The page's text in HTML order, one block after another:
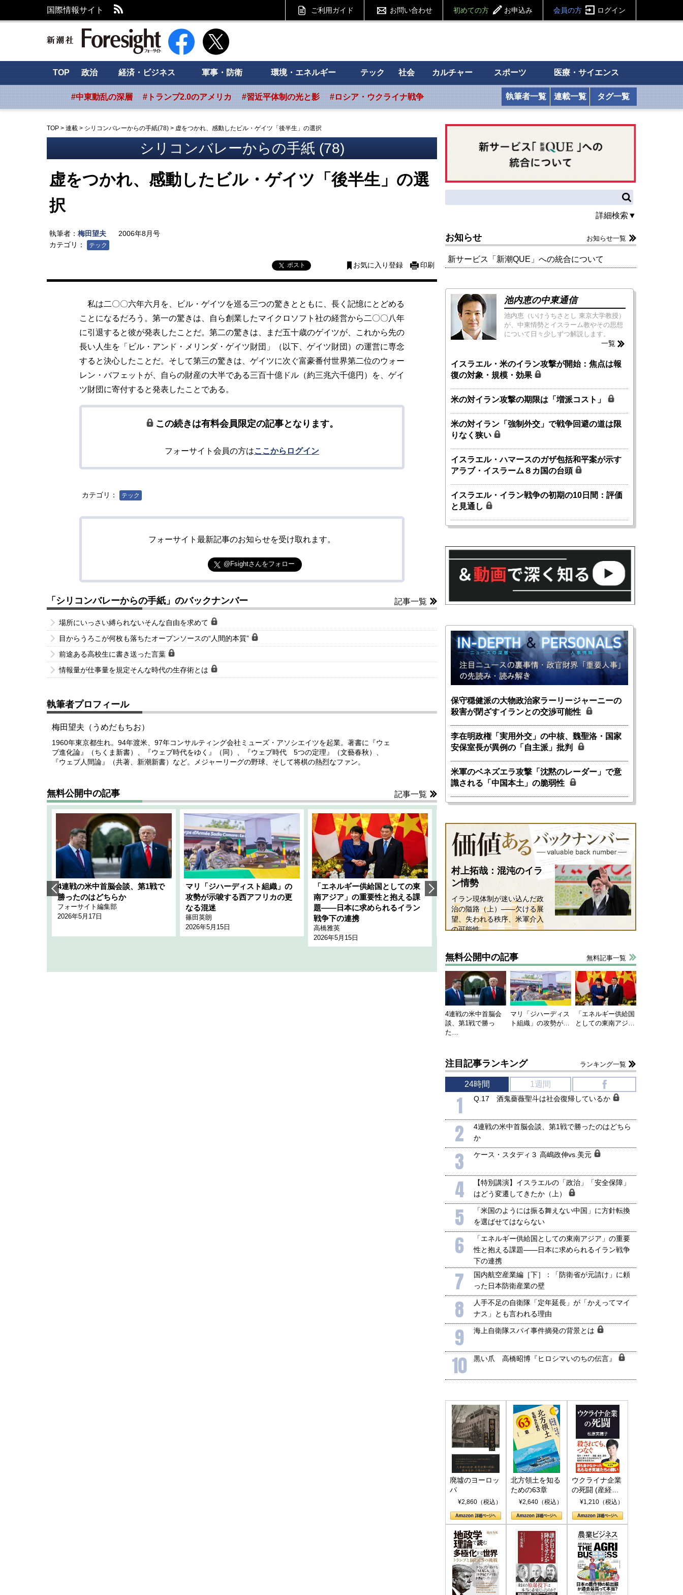
国際情報サイト ご利用ガイド お問い合わせ 初めての方 お申込み 会員の方 ログイン
新潮社 Foresight フォーサイト
TOP 政治 経済・ビジネス 軍事・防衛 環境・エネルギー テック 社会 カルチャー スポーツ 医療・サイエンス
#中東動乱の深層 #トランプ2.0のアメリカ #習近平体制の光と影 #ロシア・ウクライナ戦争 執筆者一覧 連載一覧 タグ一覧
TOP > 連載 > シリコンバレーからの手紙(78) > 虚をつかれ、感動したビル・ゲイツ「後半生」の選択
シリコンバレーからの手紙 (78)
虚をつかれ、感動したビル・ゲイツ「後半生」の選
択
執筆者： 梅田望夫
2006年8月号
カテゴリ：
テック
ポスト お気に入り登録 印刷
私は二〇〇六年六月を、ビル・ゲイツを巡る三つの驚きとともに、長く記憶にとどめる
ことになるだろう。第一の驚きは、自ら創業したマイクロソフト社の経営から二〇〇八年
に引退すると彼が発表したことだ。第二の驚きは、まだ五十歳のゲイツが、これから先の
長い人生を「ビル・アンド・メリンダ・ゲイツ財団」（以下、ゲイツ財団）の運営に専念
すると決心したことだ。そして第三の驚きは、ゲイツに次ぐ富豪番付世界第二位のウォー
レン・バフェットが、自らの財産の大半である三百十億ドル（約三兆六千億円）を、ゲイ
ツ財団に寄付すると発表したことである。
この続きは有料会員限定の記事となります。
フォーサイト会員の方はここからログイン
カテゴリ： テック
フォーサイト最新記事のお知らせを受け取れます。
@Fsightさんをフォロー
「シリコンバレーからの手紙」のバックナンバー 記事一覧
場所にいっさい縛られないそんな自由を求めて
目からうろこが何枚も落ちたオープンソースの“人間的本質”
前途ある高校生に書き送った言葉
情報量が仕事量を規定そんな時代の生存術とは
執筆者プロフィール
梅田望夫（うめだもちお）
1960年東京都生れ。94年渡米、97年コンサルティング会社ミューズ・アソシエイツを起業。著書に『ウェ
ブ進化論』（ちくま新書）、『ウェブ時代をゆく』（同）、『ウェブ時代 5つの定理』（文藝春秋）、
『ウェブ人間論』（共著、新潮新書）など。メジャーリーグの野球、そして将棋の熱烈なファン。
無料公開中の記事 記事一覧
4連戦の米中首脳会談、第1戦で
勝ったのはどちらか
フォーサイト編集部
2026年5月17日
マリ「ジハーディスト組織」の
攻勢が示唆する西アフリカの更
なる混迷
篠田英朗
2026年5月15日
「エネルギー供給国としての東
南アジア」の重要性と抱える課
題――日本に求められるイラン
戦争下の連携
高橋雅英
2026年5月15日
韓国にも理解してほしい「極東
1905年体制」における日米韓安
全保障協力の意味
千々和泰明
2026年5月15日
ホルムズ海峡危機で加速したエ
ネルギー転換が「中国依存」に
行き着くリスク
小山堅
詳細検索▼
お知らせ お知らせ一覧
新サービス「新潮QUE」への統合について
池内恵の中東通信
池内恵（いけうちさとし 東京大学教授）
が、中東情勢とイスラーム教やその思想
について日々少しずつ解説します。
一覧
イスラエル・米のイラン攻撃が開始：焦点は報
復の対象・規模・効果
米の対イラン攻撃の期限は「増派コスト」
米の対イラン「強制外交」で戦争回避の道は限
りなく狭い
イスラエル・ハマースのガザ包括和平案が示す
アラブ・イスラーム８カ国の台頭
イスラエル・イラン戦争の初期の10日間：評価
と見通し
保守穏健派の大物政治家ラーリージャーニーの
殺害が閉ざすイランとの交渉可能性
李在明政権「実用外交」の中核、魏聖洛・国家
安保室長が異例の「自主派」批判
米軍のベネズエラ攻撃「沈黙のレーダー」で意
識される「中国本土」の脆弱性
村上拓哉：混沌のイラ
ン情勢
イラン現体制が迷い込んだ政
治の隘路（上）――欠ける展
望、失われる秩序、米軍介入
の可能性
無料公開中の記事 無料記事一覧
4連戦の米中首脳会
談、第1戦で勝っ
た…
マリ「ジハーディス
ト組織」の攻勢が…
「エネルギー供給国
としての東南アジ…
注目記事ランキング ランキング一覧
24時間 1週間
1 Q.17 酒鬼薔薇聖斗は社会復帰しているか
2
4連戦の米中首脳会談、第1戦で勝ったのはどちら
か
3 ケース・スタディ３ 高嶋政伸vs.美元
4
【特別講演】イスラエルの「政治」「安全保障」
はどう変遷してきたか（上）
5
「米国のようには振る舞えない中国」に方針転換
を選ばせてはならない
6
「エネルギー供給国としての東南アジア」の重要
性と抱える課題――日本に求められるイラン戦争
下の連携
7
国内航空産業編［下］：「防衛省が元請け」に頼
った日本防衛産業の壁
8
人手不足の自衛隊「定年延長」が「かえってマイ
ナス」とも言われる理由
9 海上自衛隊スパイ事件摘発の背景とは
10 黒い爪 高橋昭博『ヒロシマいのちの伝言』
廃墟のヨーロッ
パ
¥2,860（税込）
北方領土を知る
ための63章
¥2,640（税込）
ウクライナ企業
の死闘 (産経セ
レクト S 039)
¥1,210（税込）